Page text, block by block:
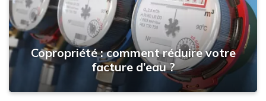
Copropriété : comment réduire votre
facture d’eau ?